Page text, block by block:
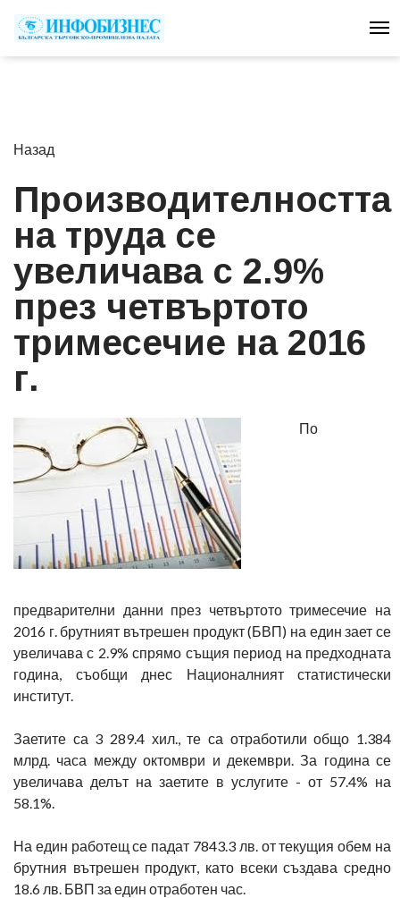
Назад
Производителността
на труда се
увеличава с 2.9%
през четвъртото
тримесечие на 2016
г.
По
предварителни данни през четвъртото тримесечие на
2016 г. брутният вътрешен продукт (БВП) на един зает се
увеличава с 2.9% спрямо същия период на предходната
година, съобщи днес Националният статистически
институт.
Заетите са 3 289.4 хил., те са отработили общо 1.384
млрд. часа между октомври и декември. За година се
увеличава делът на заетите в услугите - от 57.4% на
58.1%.
На един работещ се падат 7843.3 лв. от текущия обем на
брутния вътрешен продукт, като всеки създава средно
18.6 лв. БВП за един отработен час.